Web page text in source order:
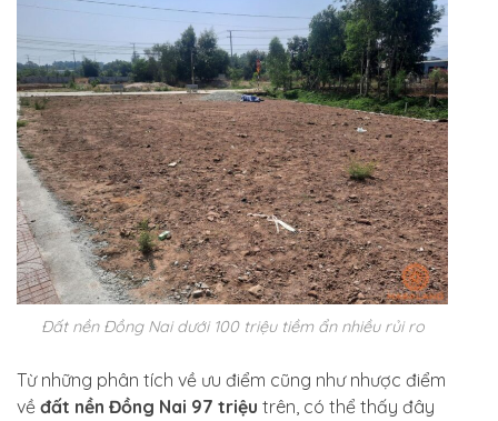
Đất nền Đồng Nai dưới 100 triệu tiềm ẩn nhiều rủi ro
Từ những phân tích về ưu điểm cũng như nhược điểm
về đất nền Đồng Nai 97 triệu trên, có thể thấy đây